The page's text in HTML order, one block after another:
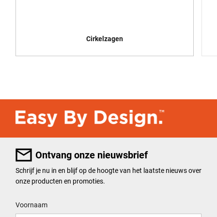
Cirkelzagen
Ontvang onze nieuwsbrief
Schrijf je nu in en blijf op de hoogte van het laatste nieuws over
onze producten en promoties.
Voornaam